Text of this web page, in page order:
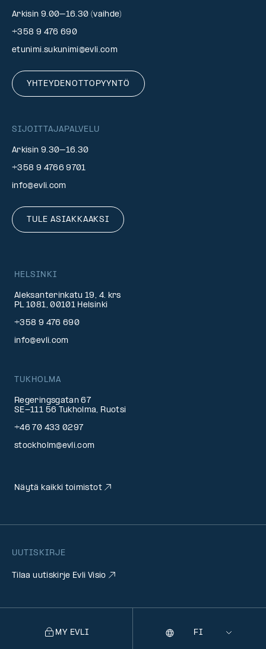
Arkisin 9.00–16.30 (vaihde)
+358 9 476 690
etunimi.sukunimi@evli.com
YHTEYDENOTTOPYYNTÖ
SIJOITTAJAPALVELU
Arkisin 9.30–16.30
+358 9 4766 9701
info@evli.com
TULE ASIAKKAAKSI
UUTISKIRJE
Tilaa uutiskirje Evli Visio
HELSINKI
Aleksanterinkatu 19, 4. krs
PL 1081, 00101 Helsinki
+358 9 476 690
info@evli.com
TUKHOLMA
Regeringsgatan 67
SE-111 56 Tukholma, Ruotsi
+46 70 433 0297
stockholm@evli.com
Näytä kaikki toimistot
MY EVLI
Selecting
Kieli